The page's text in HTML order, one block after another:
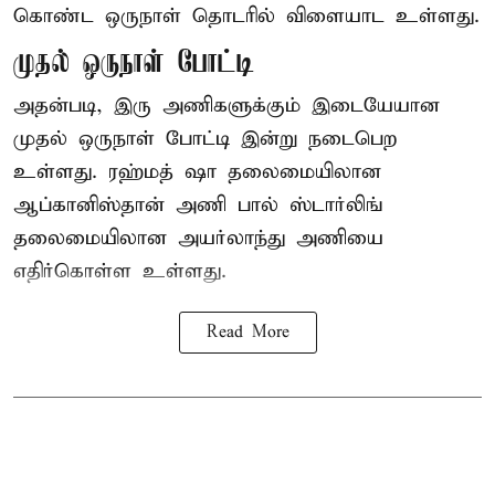
கொண்ட ஒருநாள் தொடரில் விளையாட உள்ளது.
முதல் ஒருநாள் போட்டி
அதன்படி, இரு அணிகளுக்கும் இடையேயான
முதல் ஒருநாள் போட்டி இன்று நடைபெற
உள்ளது. ரஹ்மத் ஷா தலைமையிலான
ஆப்கானிஸ்தான் அணி பால் ஸ்டார்லிங்
தலைமையிலான அயர்லாந்து அணியை
எதிர்கொள்ள உள்ளது.
Read More